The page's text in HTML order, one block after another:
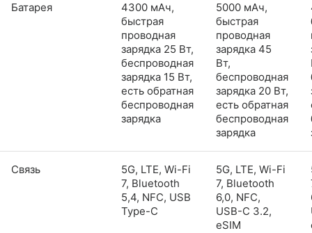
Батарея
4300 мАч,
быстрая
проводная
зарядка 25 Вт,
беспроводная
зарядка 15 Вт,
есть обратная
беспроводная
зарядка
5000 мАч,
быстрая
проводная
зарядка 45
Вт,
беспроводная
зарядка 20 Вт,
есть обратная
беспроводная
зарядка
Связь
5G, LTE, Wi-Fi
7, Bluetooth
5,4, NFC, USB
Type-C
5G, LTE, Wi-Fi
7, Bluetooth
6,0, NFC,
USB-C 3.2,
eSIM